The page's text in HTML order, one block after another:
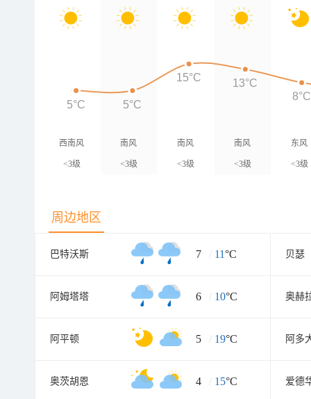
西南风
<3级
南风
<3级
南风
<3级
南风
<3级
东风
<3级
5°C 5°C
15°C
13°C
8°C
周边地区
巴特沃斯 7 / 11°C 贝瑟
阿姆塔塔 6 / 10°C 奥赫
阿平顿 5 / 19°C 阿多
奥茨胡恩 4 / 15°C 爱德